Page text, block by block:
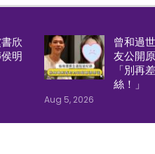
欣
明
曾和過
友公開
「別再
絲！」
Aug 5, 2026